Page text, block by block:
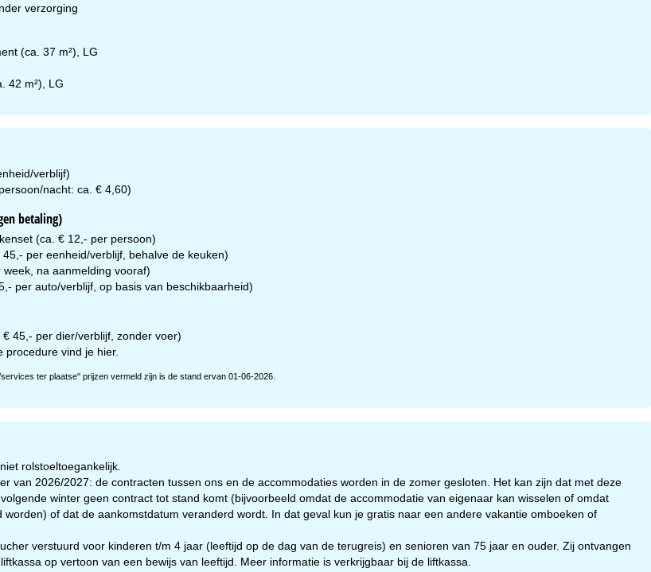
verzorging
(ca. 37 m²), LG
42 m²), LG
verblijf)
nacht: ca. € 4,60)
betaling)
(ca. € 12,- per persoon)
per eenheid/verblijf, behalve de keuken)
na aanmelding vooraf)
per auto/verblijf, op basis van beschikbaarheid)
45,- per dier/verblijf, zonder voer)
procedure vind je hier.
ter plaatse" prijzen vermeld zijn is de stand ervan 01-06-2026.
rolstoeltoegankelijk.
van 2026/2027: de contracten tussen ons en de accommodaties worden in de zomer gesloten. Het kan zijn dat met deze
winter geen contract tot stand komt (bijvoorbeeld omdat de accommodatie van eigenaar kan wisselen of omdat
worden) of dat de aankomstdatum veranderd wordt. In dat geval kun je gratis naar een andere vakantie omboeken of
verstuurd voor kinderen t/m 4 jaar (leeftijd op de dag van de terugreis) en senioren van 75 jaar en ouder. Zij ontvangen
op vertoon van een bewijs van leeftijd. Meer informatie is verkrijgbaar bij de liftkassa.